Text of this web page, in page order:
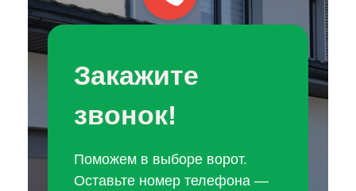
Закажите
звонок!
Поможем в выборе ворот.
Оставьте номер телефона —